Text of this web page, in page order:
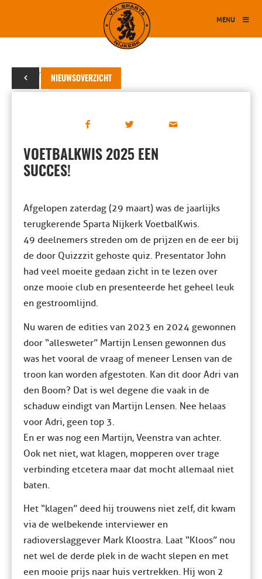
MENU
NIEUWSOVERZICHT
31 maart 2025
VOETBALKWIS 2025 EEN
SUCCES!
Afgelopen zaterdag (29 maart) was de jaarlijks
terugkerende Sparta Nijkerk VoetbalKwis.
49 deelnemers streden om de prijzen en de eer bij
de door Quizzzit gehoste quiz. Presentator John
had veel moeite gedaan zicht in te lezen over
onze mooie club en presenteerde het geheel leuk
en gestroomlijnd.
Nu waren de edities van 2023 en 2024 gewonnen
door “allesweter” Martijn Lensen gewonnen dus
was het vooral de vraag of meneer Lensen van de
troon kan worden afgestoten. Kan dit door Adri van
den Boom? Dat is wel degene die vaak in de
schaduw eindigt van Martijn Lensen. Nee helaas
voor Adri, geen top 3.
En er was nog een Martijn, Veenstra van achter.
Ook net niet, wat klagen, mopperen over trage
verbinding etcetera maar dat mocht allemaal niet
baten.
Het “klagen” deed hij trouwens niet zelf, dit kwam
via de welbekende interviewer en
radioverslaggever Mark Kloostra. Laat “Kloos” nou
net wel de derde plek in de wacht slepen en met
een mooie prijs naar huis vertrekken. Hij won 2